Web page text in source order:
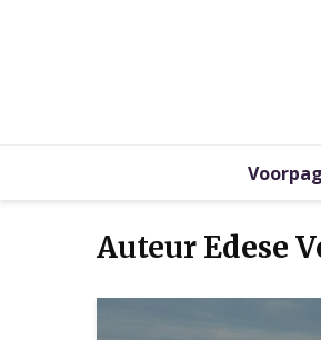
Auteur Edese